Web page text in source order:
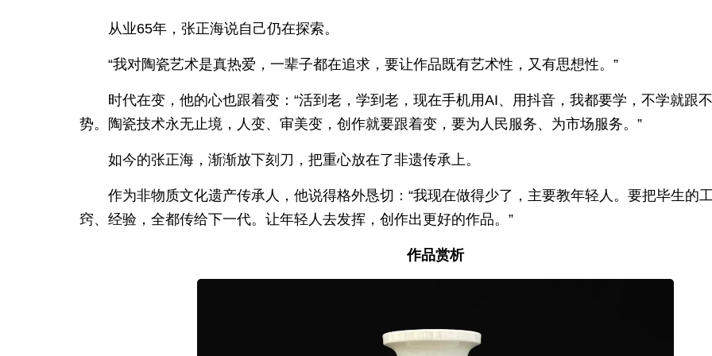
从业65年，张正海说自己仍在探索。
“我对陶瓷艺术是真热爱，一辈子都在追求，要让作品既有艺术性，又有思想性。”
时代在变，他的心也跟着变：“活到老，学到老，现在手机用AI、用抖音，我都要学，不学就跟
势。陶瓷技术永无止境，人变、审美变，创作就要跟着变，要为人民服务、为市场服务。”
如今的张正海，渐渐放下刻刀，把重心放在了非遗传承上。
作为非物质文化遗产传承人，他说得格外恳切：“我现在做得少了，主要教年轻人。要把毕生的
窍、经验，全都传给下一代。让年轻人去发挥，创作出更好的作品。”
作品赏析